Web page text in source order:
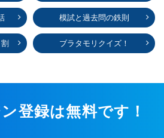
模試と過去問の鉄則
ブラタモリクイズ！
登録は無料です！